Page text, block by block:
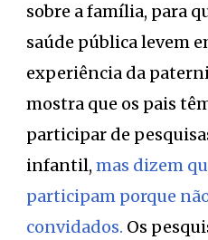
sobre a família, para
saúde pública levem
experiência da
mostra que os pais
participar de
infantil, mas dizem
participam porque
convidados. Os